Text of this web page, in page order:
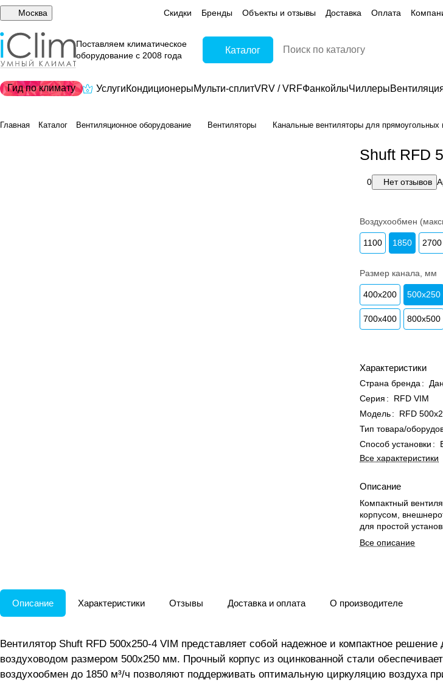
Москва Скидки Бренды Объекты и отзывы Доставка Оплата
Поставляем климатическое
оборудование с 2008 года
Каталог
Гид по климату УслугиКондиционерыМульти-сплитVRV / VRFФанкойлыЧиллеры
Главная Каталог Вентиляционное оборудование Вентиляторы Канальные вентиляторы для прямоугольных
Shuft RFD
0 Нет отзывов
Воздухообмен
1100 1850 2700
Размер канала, мм
400x200 500x250
700x400 800x500
Характеристики
Страна бренда :
Серия :
RFD VIM
Модель:
RFD
Тип товара/
Способ установки :
Все характеристики
Описание
Компактный
корпусом,
для простой
Все описание
Описание Характеристики Отзывы Доставка и оплата О производителе
Вентилятор Shuft RFD 500x250-4 VIM представляет собой надежное и компактное
воздуховодом размером 500x250 мм. Прочный корпус из оцинкованной стали
воздухообмен до 1850 м³/ч позволяют поддерживать оптимальную циркуляцию воздуха